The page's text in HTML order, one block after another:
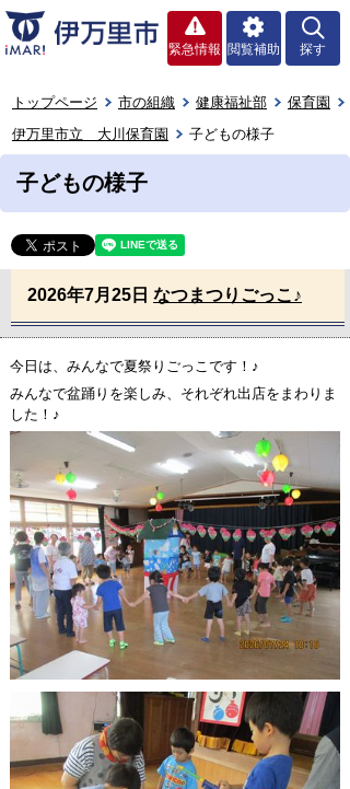
緊急情報 閲覧補助 探す
トップページ 市の組織 健康福祉部
保育園
伊万里市立 大川保育園
子どもの様子
子どもの様子
2026年7月25日 なつまつりごっこ♪
今日は、みんなで夏祭りごっこです！♪
みんなで盆踊りを楽しみ、それぞれ出店をまわりま
した！♪